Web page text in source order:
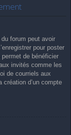
forum peut avoir
pour poster
de bénéficier
invités comme les
de courriels aux
création d’un compte